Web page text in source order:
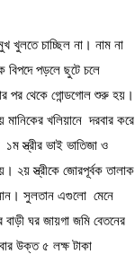
খুলতে চাচ্ছিল না। নাম না
বিপদে পড়লে ছুটে চলে
পর থেকে গোন্ডগোল শুরু হয়।
মানিকের খলিয়ানে দরবার করে
স্ত্রীর ভাই ভাতিজা ও
২য় স্ত্রীকে জোরপূর্বক তালাক
সুলতান এগুলো মেনে
ঘর জায়গা জমি বেতনের
উক্ত ৫ লক্ষ টাকা